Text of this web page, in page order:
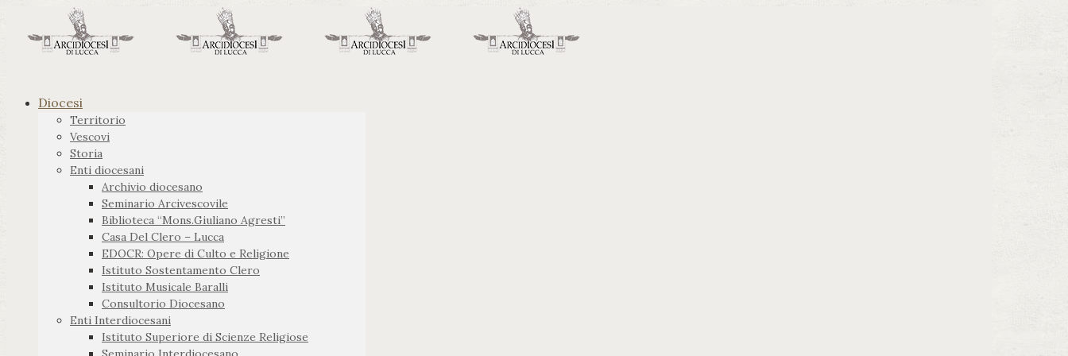
Diocesi
Territorio
Vescovi
Storia
Enti diocesani
Archivio diocesano
Seminario Arcivescovile
Biblioteca “Mons.Giuliano Agresti”
Casa Del Clero – Lucca
EDOCR: Opere di Culto e Religione
Istituto Sostentamento Clero
Istituto Musicale Baralli
Consultorio Diocesano
Enti Interdiocesani
Istituto Superiore di Scienze Religiose